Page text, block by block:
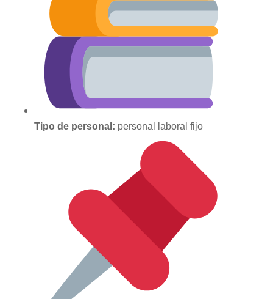
Tipo de personal: personal laboral fijo